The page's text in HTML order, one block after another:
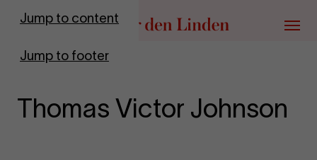
Jump to content
Jump to footer
Go to homepage
Menu
Thomas Victor Johnson